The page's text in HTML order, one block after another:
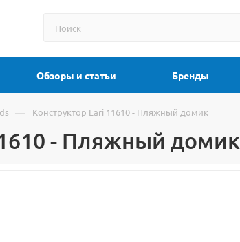
Обзоры и статьи Бренды
— Конструктор Lari 11610 - Пляжный домик
- Пляжный домик